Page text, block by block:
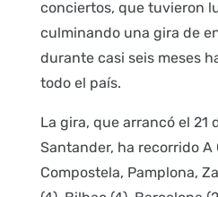
conciertos, que tuvieron
culminando una gira de
durante casi seis meses
todo el país.
La gira, que arrancó el 21
Santander, ha recorrido A
Compostela, Pamplona,